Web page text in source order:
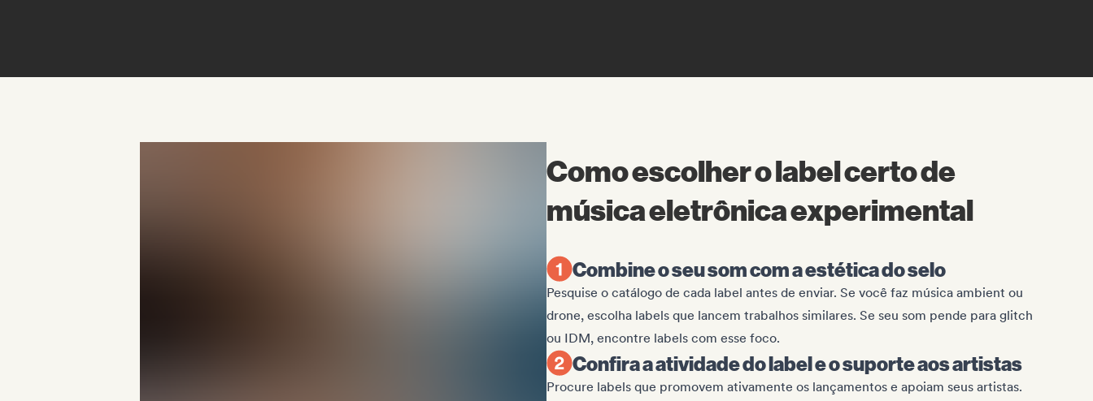
Como escolher o label certo de
música eletrônica experimental
Combine o seu som com a estética do selo
Pesquise o catálogo de cada label antes de enviar. Se você faz música ambient ou
drone, escolha labels que lancem trabalhos similares. Se seu som pende para glitch
ou IDM, encontre labels com esse foco.
Confira a atividade do label e o suporte aos artistas
Procure labels que promovem ativamente os lançamentos e apoiam seus artistas.